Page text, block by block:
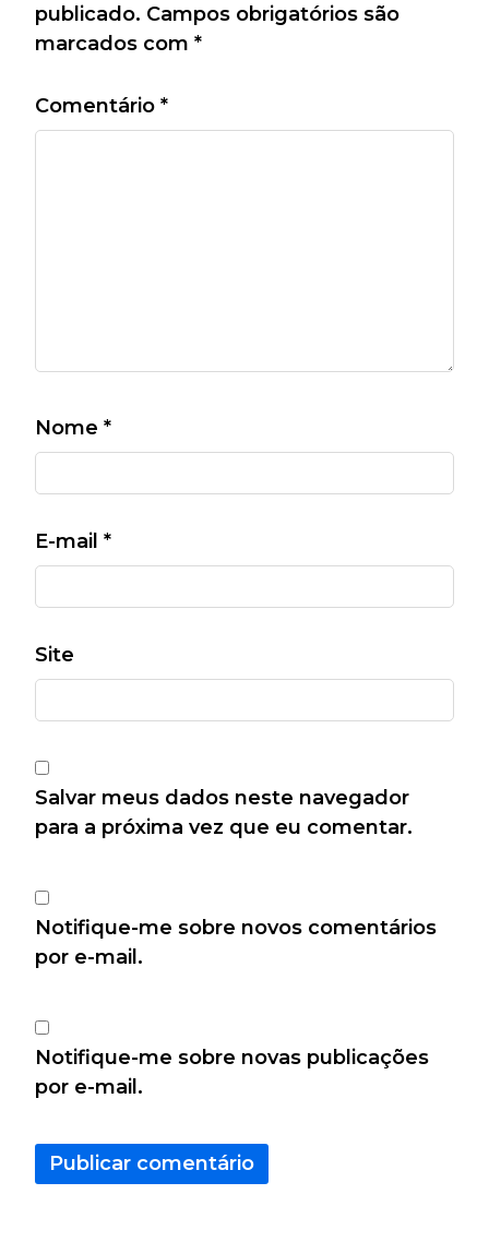
publicado. Campos obrigatórios são
marcados com *
Comentário *
Nome *
E-mail *
Site
Salvar meus dados neste navegador
para a próxima vez que eu comentar.
Notifique-me sobre novos comentários
por e-mail.
Notifique-me sobre novas publicações
por e-mail.